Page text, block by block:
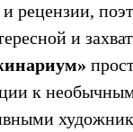
рецензии,
и
к